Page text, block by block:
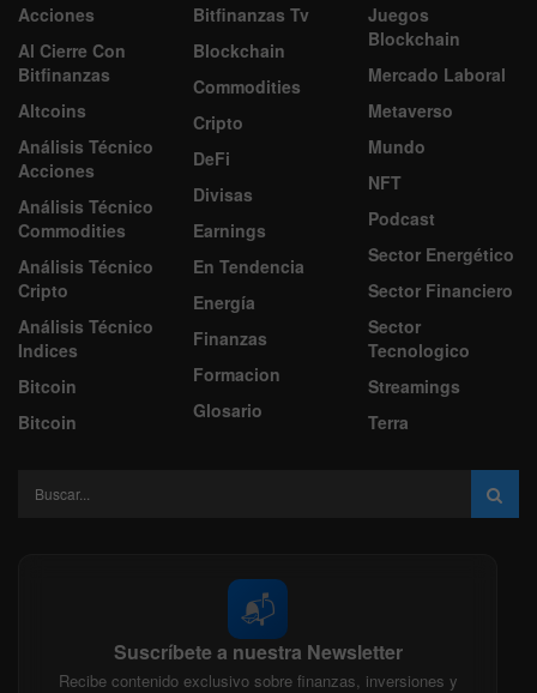
Acciones
Al Cierre Con
Bitfinanzas
Altcoins
Análisis Técnico
Acciones
Análisis Técnico
Commodities
Análisis Técnico
Cripto
Análisis Técnico
Indices
Bitcoin
Bitcoin
Bitfinanzas Tv
Blockchain
Commodities
Cripto
DeFi
Divisas
Earnings
En Tendencia
Energía
Finanzas
Formacion
Glosario
Juegos
Blockchain
Mercado Laboral
Metaverso
Mundo
NFT
Podcast
Sector Energético
Sector Financiero
Sector
Tecnologico
Streamings
Terra
📬
Suscríbete a nuestra Newsletter
Recibe contenido exclusivo sobre finanzas, inversiones y